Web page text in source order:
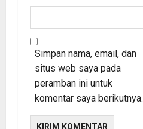
Simpan nama, email, dan
situs web saya pada
peramban ini untuk
komentar saya berikutnya.